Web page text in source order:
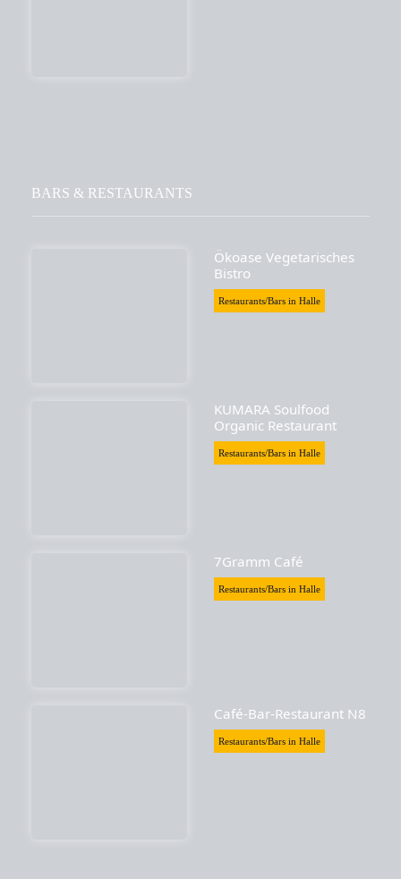
BARS & RESTAURANTS
Ökoase Vegetarisches
Bistro
Restaurants/Bars in Halle
KUMARA Soulfood
Organic Restaurant
Restaurants/Bars in Halle
7Gramm Café
Restaurants/Bars in Halle
Café-Bar-Restaurant N8
Restaurants/Bars in Halle